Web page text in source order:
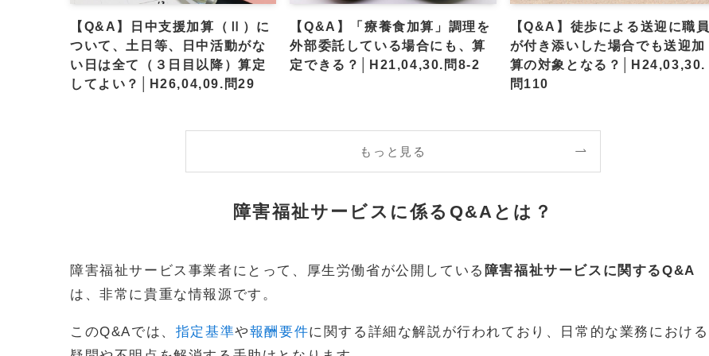
【Q&A】日中支援加算（Ⅱ）に
ついて、土日等、日中活動がな
い日は全て（３日目以降）算定
してよい？│H26,04,09.問29
【Q&A】「療養食加算」調理を
外部委託している場合にも、算
定できる？│H21,04,30.問8-2
【Q&A】徒歩による送迎に職員
が付き添いした場合でも送迎加
算の対象となる？│H24,03,30.
問110
もっと見る
障害福祉サービスに係るQ&Aとは？
障害福祉サービス事業者にとって、厚生労働省が公開している 障害福祉サービスに関するQ&A
は、非常に貴重な情報源です。
このQ&Aでは、 指定基準や報酬要件に関する詳細な解説が行われており、日常的な業務における